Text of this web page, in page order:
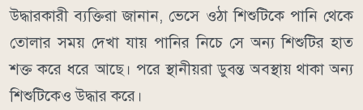
উদ্ধারকারী ব্যক্তিরা জানান, ভেসে ওঠা শিশুটিকে পানি থেকে
তোলার সময় দেখা যায় পানির নিচে সে অন্য শিশুটির হাত
শক্ত করে ধরে আছে। পরে স্থানীয়রা ডুবন্ত অবস্থায় থাকা অন্য
শিশুটিকেও উদ্ধার করে।